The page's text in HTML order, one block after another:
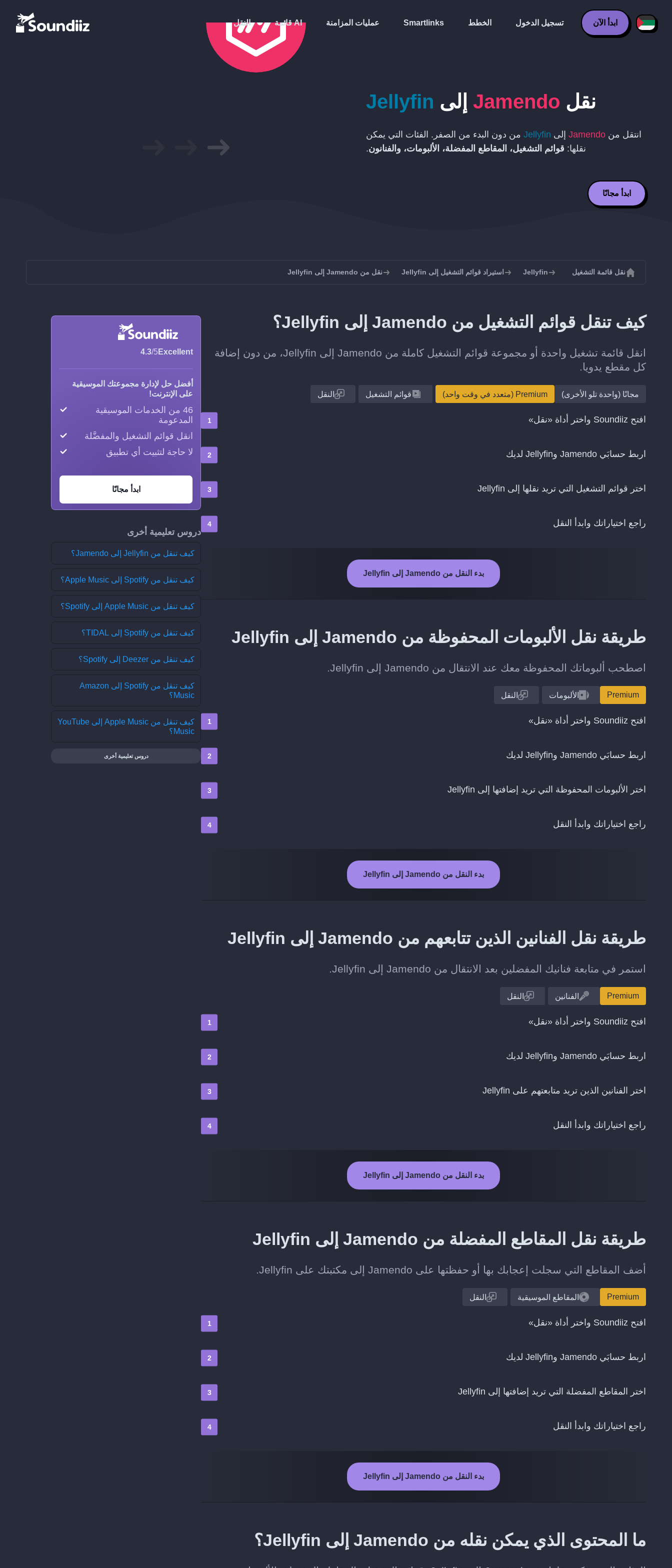
النقل قائمة AI عمليات المزامنة Smartlinks الخطط تسجيل الدخول ابدأ الآن
نقل Jamendo إلى Jellyfin
انتقل من Jamendo إلى Jellyfin من دون البدء من الصفر. الفئات التي يمكن
نقلها: قوائم التشغيل، المقاطع المفضلة، الألبومات، والفنانون.
ابدأ مجانًا
نقل قائمة التشغيل Jellyfin استيراد قوائم التشغيل إلى Jellyfin نقل من Jamendo إلى Jellyfin
كيف تنقل قوائم التشغيل من Jamendo إلى Jellyfin؟
انقل قائمة تشغيل واحدة أو مجموعة قوائم التشغيل كاملة من Jamendo إلى Jellyfin، من دون إضافة
كل مقطع يدويا.
مجانًا (واحدة تلو الأخرى) Premium (متعدد في وقت واحد) قوائم التشغيل النقل
افتح Soundiiz واختر أداة «نقل»
اربط حسابَي Jamendo وJellyfin لديك
اختر قوائم التشغيل التي تريد نقلها إلى Jellyfin
راجع اختياراتك وابدأ النقل
بدء النقل من Jamendo إلى Jellyfin
طريقة نقل الألبومات المحفوظة من Jamendo إلى Jellyfin
اصطحب ألبوماتك المحفوظة معك عند الانتقال من Jamendo إلى Jellyfin.
Premium الألبومات النقل
افتح Soundiiz واختر أداة «نقل»
اربط حسابَي Jamendo وJellyfin لديك
اختر الألبومات المحفوظة التي تريد إضافتها إلى Jellyfin
راجع اختياراتك وابدأ النقل
بدء النقل من Jamendo إلى Jellyfin
طريقة نقل الفنانين الذين تتابعهم من Jamendo إلى Jellyfin
استمر في متابعة فنانيك المفضلين بعد الانتقال من Jamendo إلى Jellyfin.
Premium الفنانين النقل
افتح Soundiiz واختر أداة «نقل»
اربط حسابَي Jamendo وJellyfin لديك
اختر الفنانين الذين تريد متابعتهم على Jellyfin
راجع اختياراتك وابدأ النقل
بدء النقل من Jamendo إلى Jellyfin
طريقة نقل المقاطع المفضلة من Jamendo إلى Jellyfin
أضف المقاطع التي سجلت إعجابك بها أو حفظتها على Jamendo إلى مكتبتك على Jellyfin.
Premium المقاطع الموسيقية النقل
افتح Soundiiz واختر أداة «نقل»
اربط حسابَي Jamendo وJellyfin لديك
اختر المقاطع المفضلة التي تريد إضافتها إلى Jellyfin
راجع اختياراتك وابدأ النقل
بدء النقل من Jamendo إلى Jellyfin
ما المحتوى الذي يمكن نقله من Jamendo إلى Jellyfin؟
Excellent
4.3/5
أفضل حل لإدارة مجموعتك الموسيقية
على الإنترنت!
46 من الخدمات الموسيقية
المدعومة
انقل قوائم التشغيل والمفضَّلة
لا حاجة لتثبيت أي تطبيق
ابدأ مجانًا
دروس تعليمية أخرى
كيف تنقل من Jellyfin إلى Jamendo؟
كيف تنقل من Spotify إلى Apple Music؟
كيف تنقل من Apple Music إلى Spotify؟
كيف تنقل من Spotify إلى TIDAL؟
كيف تنقل من Deezer إلى Spotify؟
كيف تنقل من Spotify إلى Amazon
Music؟
كيف تنقل من Apple Music إلى YouTube
Music؟
دروس تعليمية أخرى